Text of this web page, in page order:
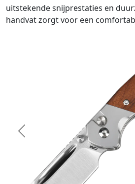
uitstekende snijprestaties en
handvat zorgt voor een
Previous